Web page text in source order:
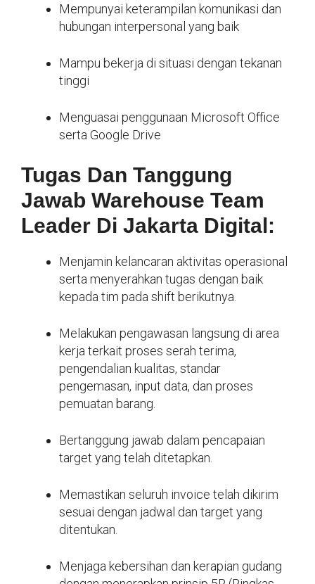
Mempunyai keterampilan komunikasi dan
hubungan interpersonal yang baik
Mampu bekerja di situasi dengan tekanan
tinggi
Menguasai penggunaan Microsoft Office
serta Google Drive
Tugas Dan Tanggung
Jawab Warehouse Team
Leader Di Jakarta Digital:
Menjamin kelancaran aktivitas operasional
serta menyerahkan tugas dengan baik
kepada tim pada shift berikutnya.
Melakukan pengawasan langsung di area
kerja terkait proses serah terima,
pengendalian kualitas, standar
pengemasan, input data, dan proses
pemuatan barang.
Bertanggung jawab dalam pencapaian
target yang telah ditetapkan.
Memastikan seluruh invoice telah dikirim
sesuai dengan jadwal dan target yang
ditentukan.
Menjaga kebersihan dan kerapian gudang